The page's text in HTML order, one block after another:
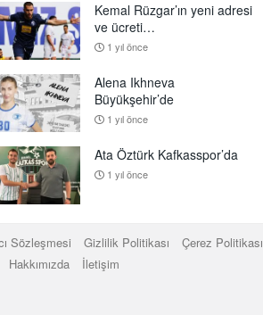
Kemal Rüzgar’ın yeni adresi
ve ücreti…
1 yıl önce
Alena Ikhneva
Büyükşehir’de
1 yıl önce
Ata Öztürk Kafkasspor’da
1 yıl önce
Sözleşmesi Gizlilik Politikası
Çerez Politikası
Hakkımızda İletişim